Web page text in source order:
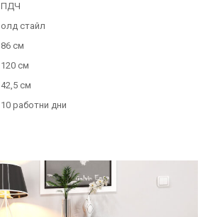
ПДЧ
олд стайл
86 см
120 см
42,5 см
10 работни дни